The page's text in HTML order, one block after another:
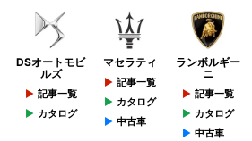
DSオートモビ
ルズ
記事一覧
カタログ
マセラティ
記事一覧
カタログ
中古車
ランボルギー
ニ
記事一覧
カタログ
中古車